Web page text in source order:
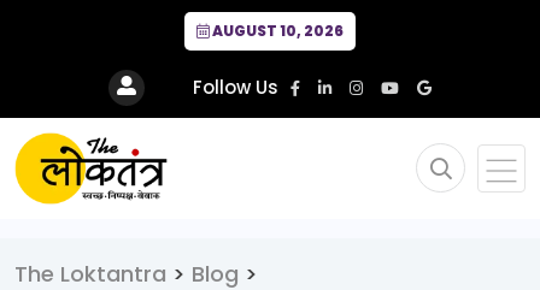
AUGUST 10, 2026
Follow Us
The Loktantra > Blog >